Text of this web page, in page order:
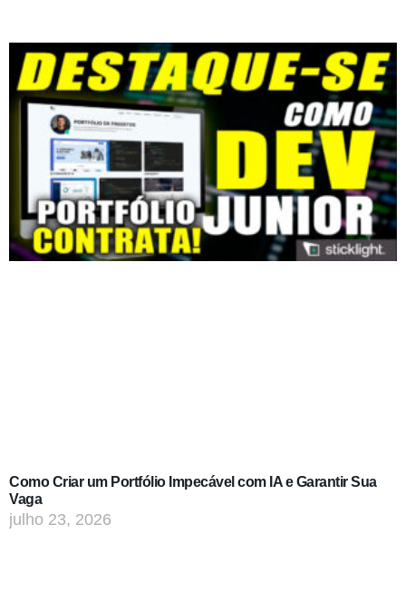
Como Criar um Portfólio Impecável com IA e Garantir Sua
Vaga
julho 23, 2026